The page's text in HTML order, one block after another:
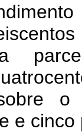
o
e cinco